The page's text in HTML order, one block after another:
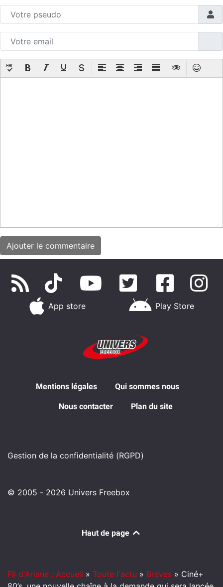
App store Play Store
Mentions légales Qui sommes nous
Nous contacter Plan du site
Gestion de la confidentialité (RGPD)
© 2005 - 2026 Univers Freebox
Haut de page
Fil d'Ariane : Accueil » Toute l'actu » Brèves » Ciné+